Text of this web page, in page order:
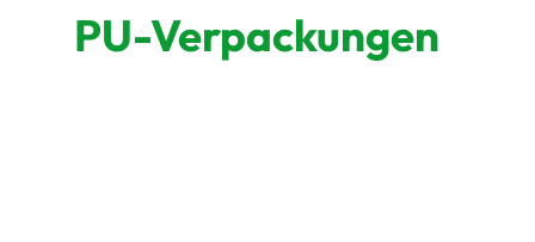
PU-Verpackungen